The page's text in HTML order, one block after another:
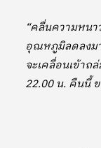
“คลื่นความหน
อุณหภูมิลดลงม
จะเคลื่อนเข้าถ
22.00 น. คืนนี้